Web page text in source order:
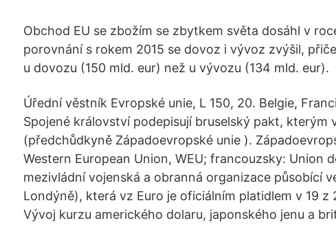
Obchod EU se zbožím se zbytkem světa dosáhl v
porovnání s rokem 2015 se dovoz i vývoz zvýšil,
u dovozu (150 mld. eur) než u vývozu (134 mld. eur).
Úřední věstník Evropské unie, L 150, 20. Belgie,
Spojené království podepisují bruselský pakt, kterým
(předchůdkyně Západoevropské unie ).
Western European Union, WEU; francouzsky: Union
mezivládní vojenská a obranná organizace působící
Londýně), která vz Euro je oficiálním platidlem v 19
Vývoj kurzu amerického dolaru, japonského jenu a